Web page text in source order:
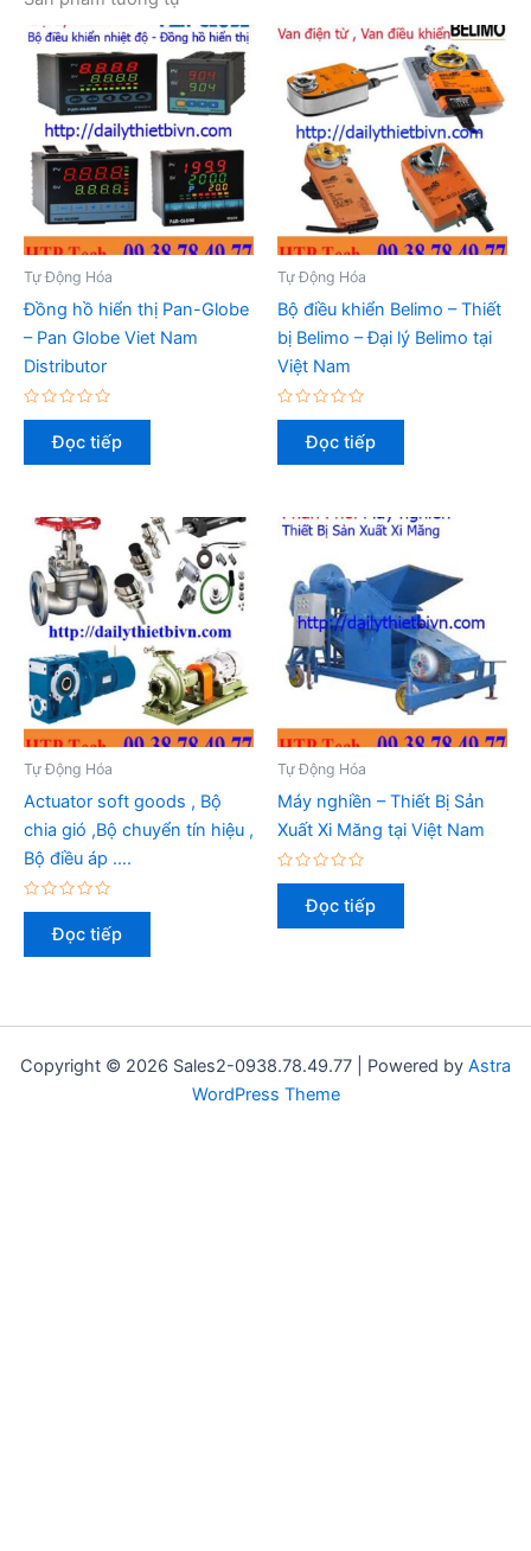
Tự Động Hóa
Đồng hồ hiển thị Pan-Globe
– Pan Globe Viet Nam
Distributor
Được
xếp
hạngĐọc tiếp
Tự Động Hóa
Bộ điều khiển Belimo – Thiết
bị Belimo – Đại lý Belimo tại
Việt Nam
Được
xếp
hạngĐọc tiếp
Tự Động Hóa
Actuator soft goods , Bộ
chia gió ,Bộ chuyển tín hiệu ,
Bộ điều áp ….
Được
hạngĐọc tiếp
Tự Động Hóa
Máy nghiền – Thiết Bị Sản
Xuất Xi Măng tại Việt Nam
Được
hạngĐọc tiếp
Copyright © 2026 Sales2-0938.78.49.77 | Powered by Astra
WordPress Theme